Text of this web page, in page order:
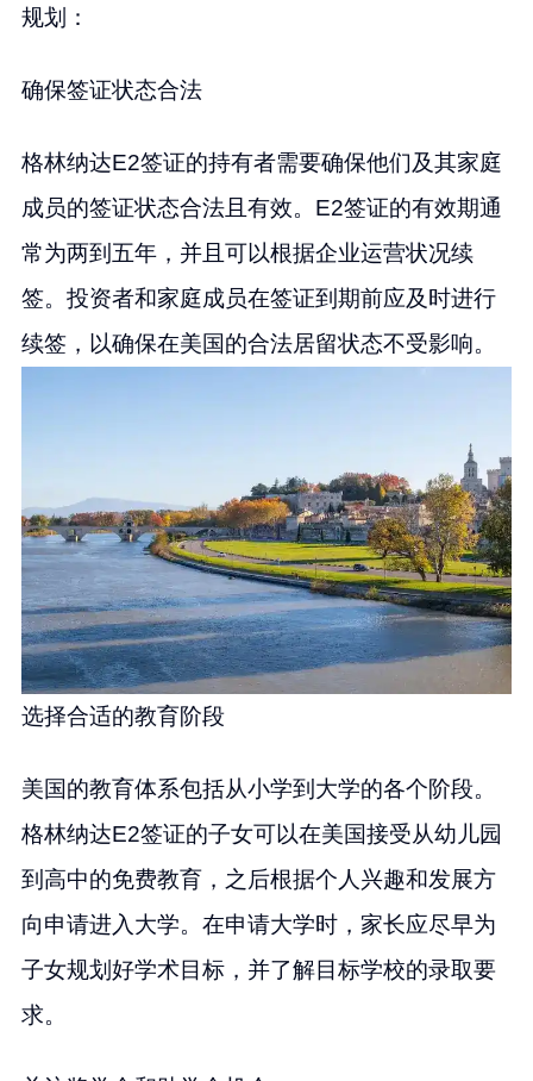
规划：
确保签证状态合法
格林纳达E2签证的持有者需要确保他们及其家庭
成员的签证状态合法且有效。E2签证的有效期通
常为两到五年，并且可以根据企业运营状况续
签。投资者和家庭成员在签证到期前应及时进行
续签，以确保在美国的合法居留状态不受影响。
选择合适的教育阶段
美国的教育体系包括从小学到大学的各个阶段。
格林纳达E2签证的子女可以在美国接受从幼儿园
到高中的免费教育，之后根据个人兴趣和发展方
向申请进入大学。在申请大学时，家长应尽早为
子女规划好学术目标，并了解目标学校的录取要
求。